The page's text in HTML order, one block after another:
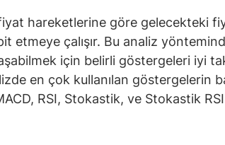
hareketlerine göre gelecekteki
etmeye çalışır. Bu analiz
için belirli göstergeleri iyi
en çok kullanılan göstergelerin
RSI, Stokastik, ve Stokastik